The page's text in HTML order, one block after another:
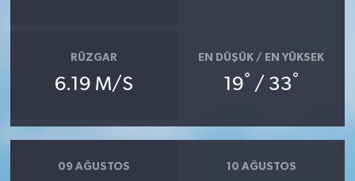
RÜZGAR
6.19 M/S
EN DÜŞÜK / EN YÜKSEK
19° / 33°
09 AĞUSTOS 10 AĞUSTOS